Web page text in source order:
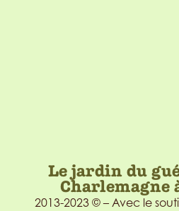
Le jardin du
Charlemagne
2013-2023 © – Avec le